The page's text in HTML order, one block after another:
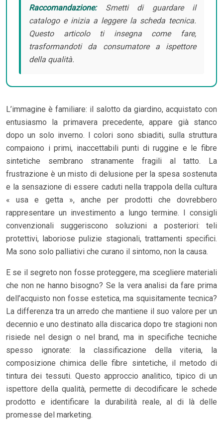
Raccomandazione:Smetti di guardare il
catalogo e inizia a leggere la scheda tecnica.
Questo articolo ti insegna come fare,
trasformandoti da consumatore a ispettore
della qualità.
L’immagine è familiare: il salotto da giardino, acquistato con
entusiasmo la primavera precedente, appare già stanco
dopo un solo inverno. I colori sono sbiaditi, sulla struttura
compaiono i primi, inaccettabili punti di ruggine e le fibre
sintetiche sembrano stranamente fragili al tatto. La
frustrazione è un misto di delusione per la spesa sostenuta
e la sensazione di essere caduti nella trappola della cultura
« usa e getta », anche per prodotti che dovrebbero
rappresentare un investimento a lungo termine. I consigli
convenzionali suggeriscono soluzioni a posteriori: teli
protettivi, laboriose pulizie stagionali, trattamenti specifici.
Ma sono solo palliativi che curano il sintomo, non la causa.
E se il segreto non fosse proteggere, ma scegliere materiali
che non ne hanno bisogno? Se la vera analisi da fare prima
dell’acquisto non fosse estetica, ma squisitamente tecnica?
La differenza tra un arredo che mantiene il suo valore per un
decennio e uno destinato alla discarica dopo tre stagioni non
risiede nel design o nel brand, ma in specifiche tecniche
spesso ignorate: la classificazione della viteria, la
composizione chimica delle fibre sintetiche, il metodo di
tintura dei tessuti. Questo approccio analitico, tipico di un
ispettore della qualità, permette di decodificare le schede
prodotto e identificare la durabilità reale, al di là delle
promesse del marketing.